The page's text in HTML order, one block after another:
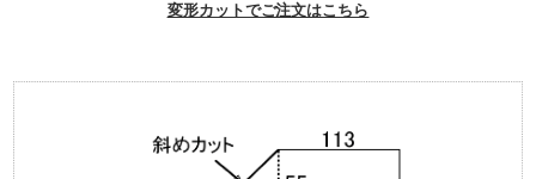
変形カットでご注文はこちら